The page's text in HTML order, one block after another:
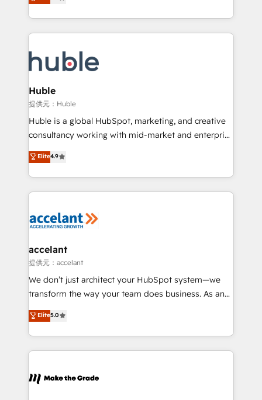
Sales Enablement HubSpot Impact Award 🏆2015
HubSpot COS Performance Award 🏆2014 HubSpot
COS Design Award 🏆2013 HubSpot Marketplace
Partner 📆Founded in 1997
developing a new website to lead generation and
digital marketing; we do it all (and with great
results)! In short, our services include: - HubSpot
HubSpot development: websites, custom modules,
integrations - Marketing & sales solutions: digital
marketing, advertising, campaigns, content and
design We connect people, data and technology to
improve customer experiences. With our bright
people, exciting ideas and can-do mentality, we
your challenge; our passionate and growth driven
team of 100+ experts is ready for you! Driving digital
Huble
提供元：Huble
Huble is a global HubSpot, marketing, and creative
consultancy working with mid-market and enterprise
businesses. We go beyond implementation, shaping
the strategy, processes, and teams that turn
HubSpot into a genuine growth engine. Named
HubSpot's Global Partner of the Year in 2024,
worldwide, and with over 15 years in the ecosystem,
One company, one operating model, delivering
across offices and consulting teams in the UK, USA,
Canada, Germany, France, Belgium, Singapore, and
South Africa. Certified compliant with ISO/IEC
international offices and 175+ employees.
Elite4.9
accelant
提供元：accelant
We don’t just architect your HubSpot system—we
transform the way your team does business. As an
Elite HubSpot Solutions Partner, we specialize in
creating tailored, end-to-end CRM solutions that
accelerate growth, improve operational efficiency,
and ensure faster time to value on HubSpot. What
day one, our team takes the time to deeply
Elite5.0